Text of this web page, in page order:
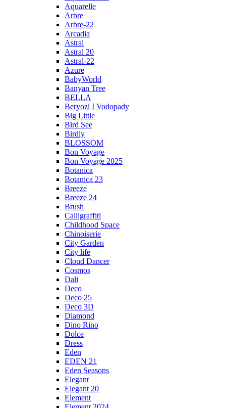
Aquarelle
Arbre
Arbre-22
Arcadia
Astral
Astral 20
Astral-22
Azure
BabyWorld
Banyan Tree
BELLA
Beryozi I Vodopady
Big Little
Bird See
Birdly
BLOSSOM
Bon Voyage
Bon Voyage 2025
Botanica
Botanica 23
Breeze
Breeze 24
Brush
Calligraffiti
Childhood Space
Chinoiserie
City Garden
City life
Cloud Dancer
Cosmos
Dali
Deco
Deco 25
Deco 3D
Diamond
Dino Rino
Dolce
Dress
Eden
EDEN 21
Eden Seasons
Elegant
Elegant 20
Element